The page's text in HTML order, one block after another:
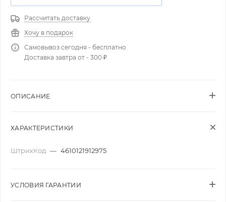
Рассчитать доставку
Хочу в подарок
Самовывоз сегодня - бесплатно
Доставка завтра от - 300 ₽
ОПИСАНИЕ
ХАРАКТЕРИСТИКИ
ШтрихКод — 4610121912975
УСЛОВИЯ ГАРАНТИИ